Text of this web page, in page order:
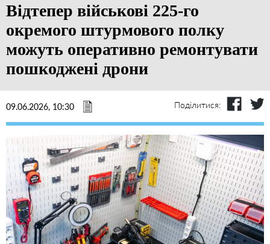
Відтепер військові 225-го
окремого штурмового полку
можуть оперативно ремонтувати
пошкоджені дрони
09.06.2026, 10:30 Поділитися: